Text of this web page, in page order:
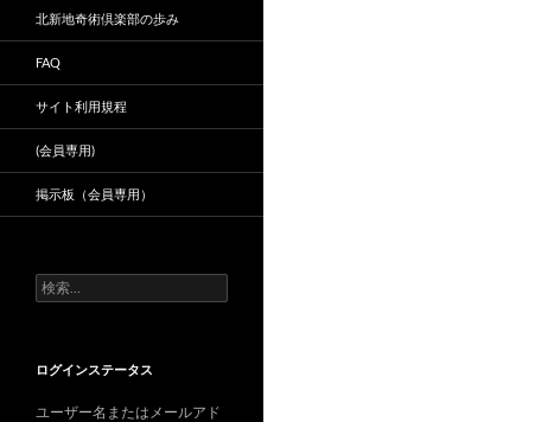
北新地奇術倶楽部の歩み
FAQ
サイト利用規程
(会員専用)
掲示板（会員専用）
検
索:
ログインステータス
ユーザー名またはメールアド